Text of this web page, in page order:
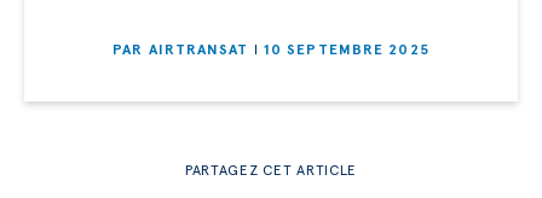
PAR AIRTRANSAT 10 SEPTEMBRE 2025
PARTAGEZ CET ARTICLE